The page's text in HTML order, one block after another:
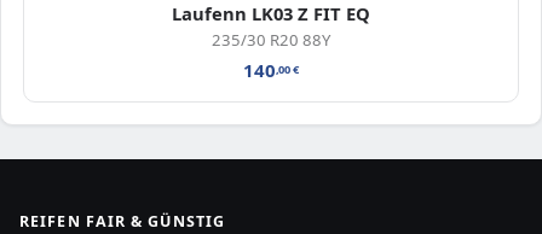
Laufenn LK03 Z FIT EQ
235/30 R20 88Y
140,00€
REIFEN FAIR & GÜNSTIG